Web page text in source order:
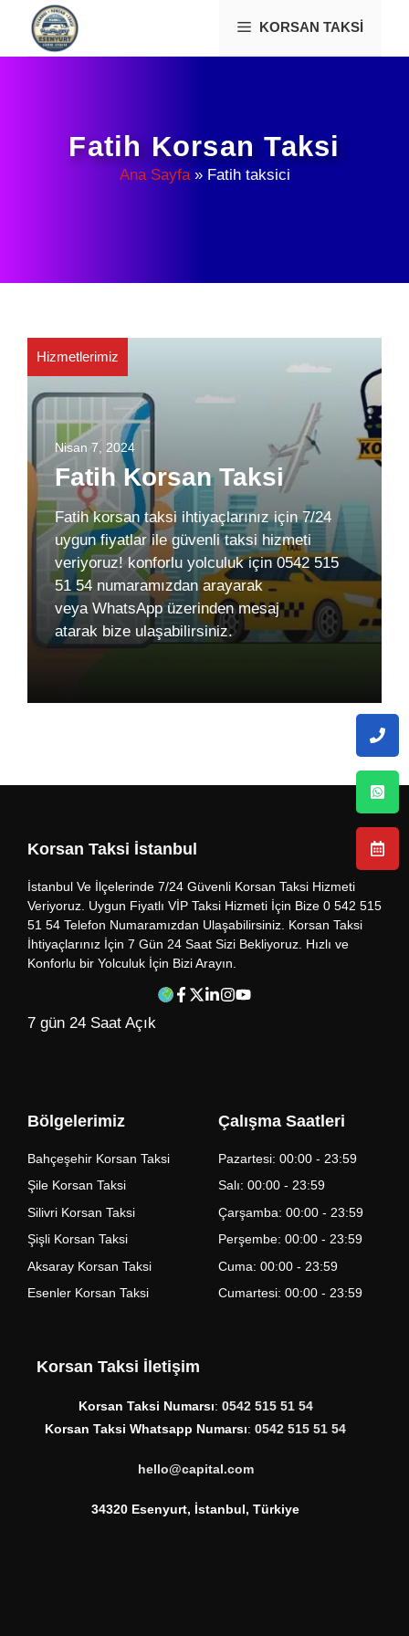
İçeriğe
KORSAN TAKSI
Fatih Korsan Taksi
Ana Sayfa» Fatih taksici
Hizmetlerimiz
Nisan 7, 2024
Fatih Korsan Taksi
Fatih korsan taksi ihtiyaçlarınız için 7/24
uygun fiyatlar ile güvenli taksi hizmeti
veriyoruz! konforlu yolculuk için 0542 515
51 54 numaramızdan arayarak
veya WhatsApp üzerinden mesaj
atarak bize ulaşabilirsiniz.
Korsan Taksi İstanbul
İstanbul Ve İlçelerinde 7/24 Güvenli Korsan Taksi Hizmeti
Veriyoruz. Uygun Fiyatlı VİP Taksi Hizmeti İçin Bize 0 542 515
51 54 Telefon Numaramızdan Ulaşabilirsiniz. Korsan Taksi
İhtiyaçlarınız İçin 7 Gün 24 Saat Sizi Bekliyoruz. Hızlı ve
Konforlu bir Yolculuk İçin Bizi Arayın.
7 gün 24 Saat Açık
Bölgelerimiz
Bahçeşehir Korsan Taksi
Şile Korsan Taksi
Silivri Korsan Taksi
Şişli Korsan Taksi
Aksaray Korsan Taksi
Esenler Korsan Taksi
Çalışma Saatleri
Pazartesi: 00:00 - 23:59
Salı: 00:00 - 23:59
Çarşamba: 00:00 - 23:59
Perşembe: 00:00 - 23:59
Cuma: 00:00 - 23:59
Cumartesi: 00:00 - 23:59
Korsan Taksi İletişim
Korsan Taksi Numarsı: 0542 515 51 54
Korsan Taksi Whatsapp Numarsı: 0542 515 51 54
hello@capital.com
34320 Esenyurt, İstanbul, Türkiye